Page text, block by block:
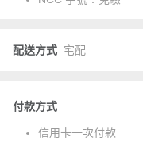
配送方式 宅配
付款方式
信用卡一次付款